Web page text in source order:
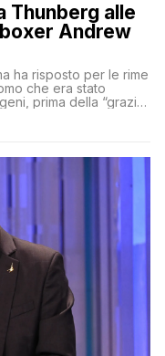
Thunberg alle
Andrew
ha risposto per le rime
che era stato
prima della “grazia”